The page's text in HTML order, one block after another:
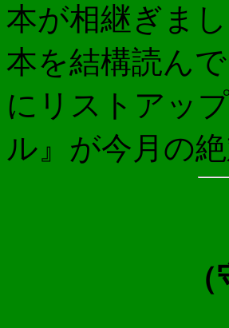
本が相継ぎま
本を結構読ん
にリストアッ
ル』が今月の